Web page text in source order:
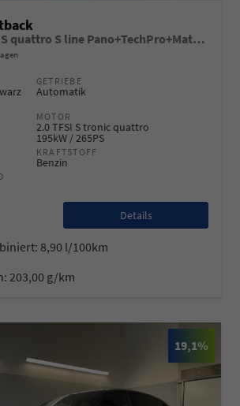
NEU TFSI 265 PS quattro S line Pano+TechPro+Matrix+AHK+HUD+Alu20+KlimaPlus+DCC+SONOS
GETRIEBE
Automatik
MOTOR
2.0 TFSI S tronic quattro
195kW / 265PS
KRAFTSTOFF
Benzin
Details
8,90 l/100km
203,00 g/km
19,1%